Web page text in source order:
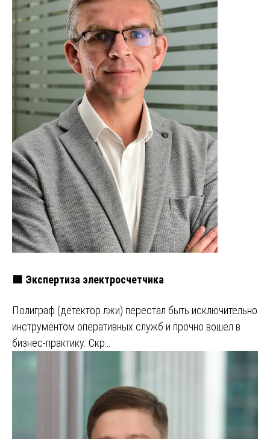
🟥 Экспертиза электросчетчика
Полиграф (детектор лжи) перестал быть исключительно
инструментом оперативных служб и прочно вошел в
бизнес-практику. Скр…